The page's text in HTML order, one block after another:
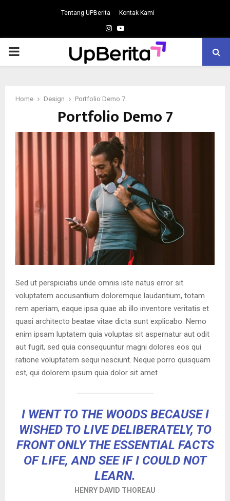
Tentang UPBerita Kontak Kami
Instagram
Youtube
PRIMARY
Home Design Portfolio Demo 7
Portfolio Demo 7
Sed ut perspiciatis unde omnis iste natus error sit
voluptatem accusantium doloremque laudantium, totam
rem aperiam, eaque ipsa quae ab illo inventore veritatis et
quasi architecto beatae vitae dicta sunt explicabo. Nemo
enim ipsam luptatem quia voluptas sit aspernatur aut odit
aut fugit, sed quia consequuntur magni dolores eos qui
ratione voluptatem sequi nesciunt. Neque porro quisquam
est, qui dolorem ipsum quia dolor sit amet
I WENT TO THE WOODS BECAUSE I
WISHED TO LIVE DELIBERATELY, TO
FRONT ONLY THE ESSENTIAL FACTS
OF LIFE, AND SEE IF I COULD NOT
LEARN.
HENRY DAVID THOREAU